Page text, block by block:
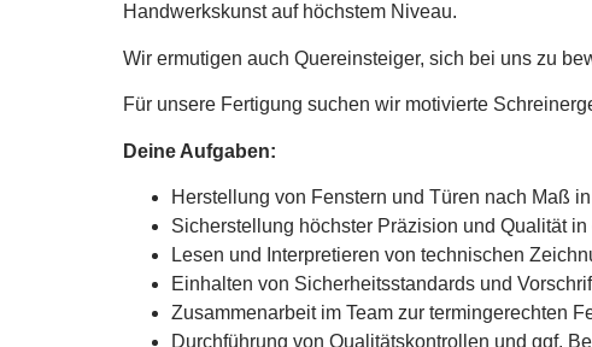
Handwerkskunst auf höchstem Niveau.
Wir ermutigen auch Quereinsteiger, sich bei uns zu
Für unsere Fertigung suchen wir motivierte
Deine Aufgaben:
Herstellung von Fenstern und Türen nach Maß
Sicherstellung höchster Präzision und Qualität in
Lesen und Interpretieren von technischen
Einhalten von Sicherheitsstandards und
Zusammenarbeit im Team zur termingerechten
Durchführung von Qualitätskontrollen und ggf.